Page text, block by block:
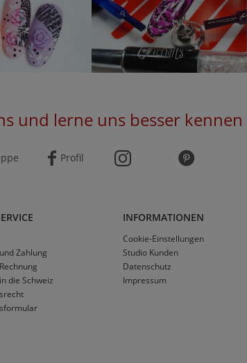
und lerne uns besser kennen
Profil
Zahlung
die Schweiz
INFORMATIONEN
Cookie-Einstellungen
Studio Kunden
Datenschutz
Impressum